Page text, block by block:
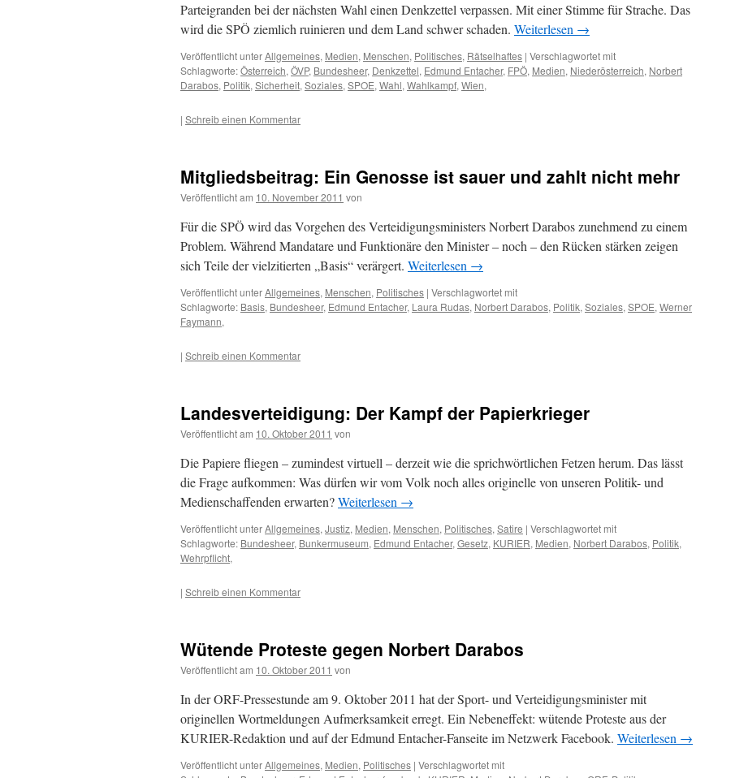
Parteigranden bei der nächsten Wahl einen Denkzettel verpassen. Mit einer Stimme für Strache. Das
wird die SPÖ ziemlich ruinieren und dem Land schwer schaden. Weiterlesen →
Veröffentlicht unterAllgemeines, Medien, Menschen, Politisches, Rätselhaftes | Verschlagwortet mit
Schlagworte:Österreich, ÖVP, Bundesheer, Denkzettel, Edmund Entacher, FPÖ, Medien, Niederösterreich, Norbert
Darabos, Politik, Sicherheit, Soziales, SPOE, Wahl, Wahlkampf, Wien,
| Schreib einen Kommentar
Mitgliedsbeitrag: Ein Genosse ist sauer und zahlt nicht mehr
Veröffentlicht am 10. November 2011 von
Für die SPÖ wird das Vorgehen des Verteidigungsministers Norbert Darabos zunehmend zu einem
Problem. Während Mandatare und Funktionäre den Minister – noch – den Rücken stärken zeigen
sich Teile der vielzitierten „Basis“ verärgert. Weiterlesen →
Veröffentlicht unterAllgemeines, Menschen, Politisches | Verschlagwortet mit
Schlagworte: Basis, Bundesheer, Edmund Entacher, Laura Rudas, Norbert Darabos, Politik, Soziales, SPOE, Werner
Faymann,
| Schreib einen Kommentar
Landesverteidigung: Der Kampf der Papierkrieger
Veröffentlicht am 10. Oktober 2011 von
Die Papiere fliegen – zumindest virtuell – derzeit wie die sprichwörtlichen Fetzen herum. Das lässt
die Frage aufkommen: Was dürfen wir vom Volk noch alles originelle von unseren Politik- und
Medienschaffenden erwarten?Weiterlesen →
Veröffentlicht unterAllgemeines, Justiz, Medien, Menschen, Politisches, Satire | Verschlagwortet mit
Schlagworte: Bundesheer, Bunkermuseum, Edmund Entacher, Gesetz, KURIER, Medien, Norbert Darabos, Politik,
Wehrpflicht,
| Schreib einen Kommentar
Wütende Proteste gegen Norbert Darabos
Veröffentlicht am 10. Oktober 2011 von
In der ORF-Pressestunde am 9. Oktober 2011 hat der Sport- und Verteidigungsminister mit
originellen Wortmeldungen Aufmerksamkeit erregt. Ein Nebeneffekt: wütende Proteste aus der
KURIER-Redaktion und auf der Edmund Entacher-Fanseite im Netzwerk Facebook. Weiterlesen →
Veröffentlicht unterAllgemeines, Medien, Politisches | Verschlagwortet mit